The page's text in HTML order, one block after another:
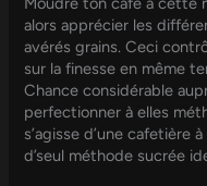
alors apprécier les
avérés grains. Ceci
sur la finesse en même
Chance considérable
perfectionner à elles
s’agisse d’une cafetière
d’seul méthode sucrée